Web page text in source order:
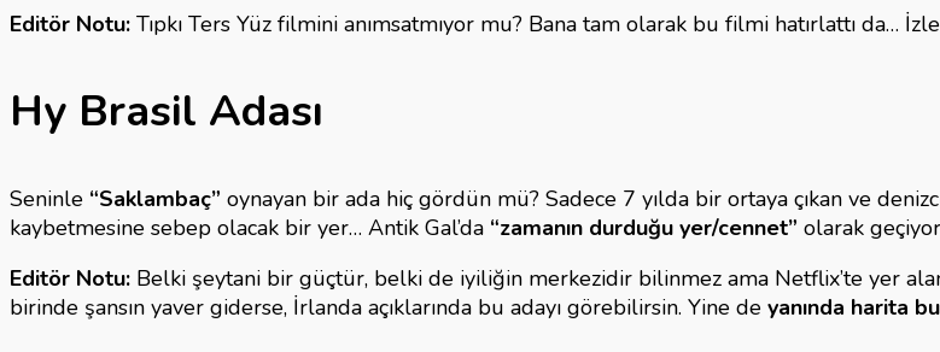
Editör Notu: Tıpkı Ters Yüz filmini anımsatmıyor mu? Bana tam olarak bu filmi hatırlattı da…
Hy Brasil Adası
Seninle “Saklambaç” oynayan bir ada hiç gördün mü? Sadece 7 yılda bir ortaya çıkan ve
kaybetmesine sebep olacak bir yer… Antik Gal’da “zamanın durduğu yer/cennet” olarak
Editör Notu: Belki şeytani bir güçtür, belki de iyiliğin merkezidir bilinmez ama Netflix’te yer
birinde şansın yaver giderse, İrlanda açıklarında bu adayı görebilirsin. Yine de yanında harita